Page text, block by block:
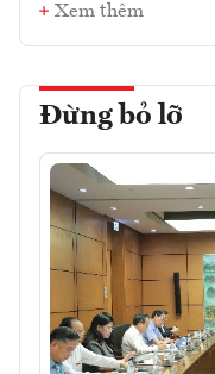
Xem thêm
Đừng bỏ lỡ